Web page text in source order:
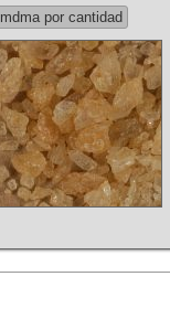
mdma por cantidad